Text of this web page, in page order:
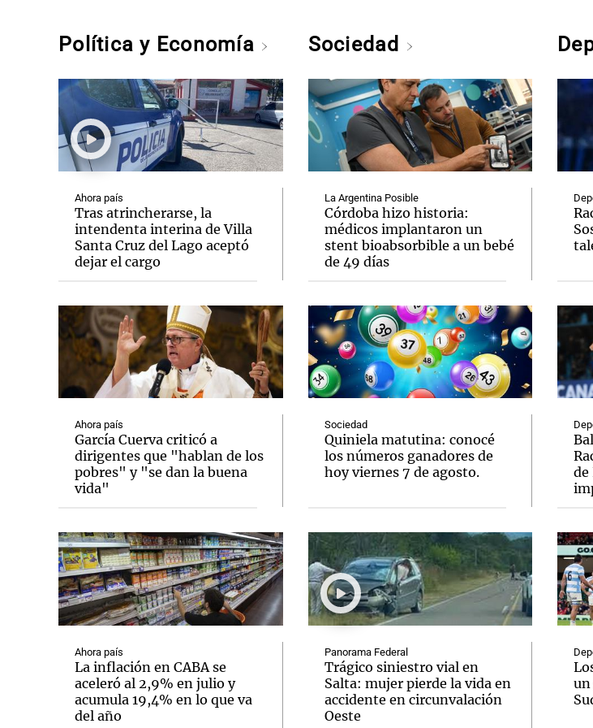
Política y Economía
Ahora país
Tras atrincherarse, la
intendenta interina de Villa
Santa Cruz del Lago aceptó
dejar el cargo
Ahora país
García Cuerva criticó a
dirigentes que "hablan de los
pobres" y "se dan la buena
vida"
Ahora país
La inflación en CABA se
aceleró al 2,9% en julio y
acumula 19,4% en lo que va
del año
Sociedad
La Argentina Posible
Córdoba hizo historia:
médicos implantaron un
stent bioabsorbible a un bebé
de 49 días
Sociedad
Quiniela matutina: conocé
los números ganadores de
hoy viernes 7 de agosto.
Panorama Federal
Trágico siniestro vial en
Salta: mujer pierde la vida en
accidente en circunvalación
Oeste
de
un
Notas Notas
El huracán de